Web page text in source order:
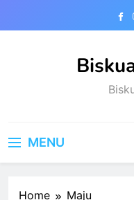
MENU
Home Maju